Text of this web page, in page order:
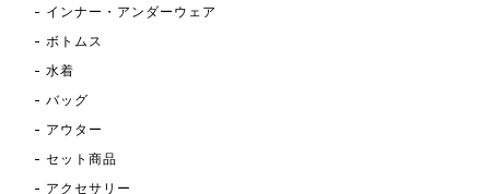
インナー・アンダーウェア
ボトムス
水着
バッグ
アウター
セット商品
アクセサリー